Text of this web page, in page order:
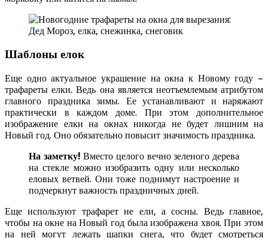
Шаблоны елок
Еще одно актуальное украшение на окна к Новому году –
трафареты елки. Ведь она является неотъемлемым атрибутом
главного праздника зимы. Ее устанавливают и наряжают
практически в каждом доме. При этом дополнительное
изображение елки на окнах никогда не будет лишним на
Новый год. Оно обязательно повысит значимость праздника.
На заметку! Вместо целого вечно зеленого дерева
на стекле можно изобразить одну или несколько
еловых ветвей. Они тоже поднимут настроение и
подчеркнут важность праздничных дней.
Еще используют трафарет не ели, а сосны. Ведь главное,
чтобы на окне на Новый год была изображена хвоя. При этом
на ней могут лежать шапки снега, что будет смотреться